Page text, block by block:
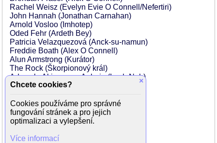
Rachel Weisz (Evelyn Evie O Connell/Nefertiri)
John Hannah (Jonathan Carnahan)
Arnold Vosloo (Imhotep)
Oded Fehr (Ardeth Bey)
Patricia Velazquezová (Anck-su-namun)
Freddie Boath (Alex O Connell)
Alun Armstrong (Kurátor)
The Rock (Škorpionový král)
Adewale Akinnuoye-Agbaje (Lock-Nah)
Shaun Parkes (Izzy)
Joe Dixon (Jacques)
Tom Fisher (Spivey)
Aharon Ipalé (The Pharaoh)
Donna Air (Show Girl)
×
Chcete cookies?
Cookies používáme pro správné
fungování stránek a pro jejich
optimalizaci a vylepšení.
Více informací